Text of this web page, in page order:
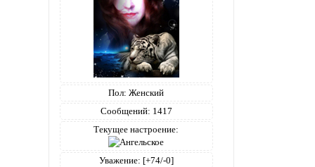
Пол: Женский
Сообщений: 1417
Текущее настроение:
Уважение: [+74/-0]